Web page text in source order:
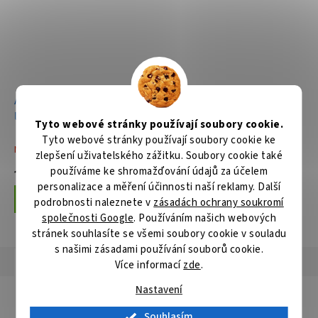
Tyto webové stránky používají soubory cookie.
Tyto webové stránky používají soubory cookie ke
zlepšení uživatelského zážitku. Soubory cookie také
používáme ke shromažďování údajů za účelem
personalizace a měření účinnosti naší reklamy. Další
podrobnosti naleznete v zásadách ochrany soukromí
společnosti Google. Používáním našich webových
stránek souhlasíte se všemi soubory cookie v souladu
s našimi zásadami používání souborů cookie.
Více informacízde.
Nastavení
Aku okružní pila 235 mm
Není skladem
10 205 Kč
Do košíku
Diskuze
Detailní popis produktu